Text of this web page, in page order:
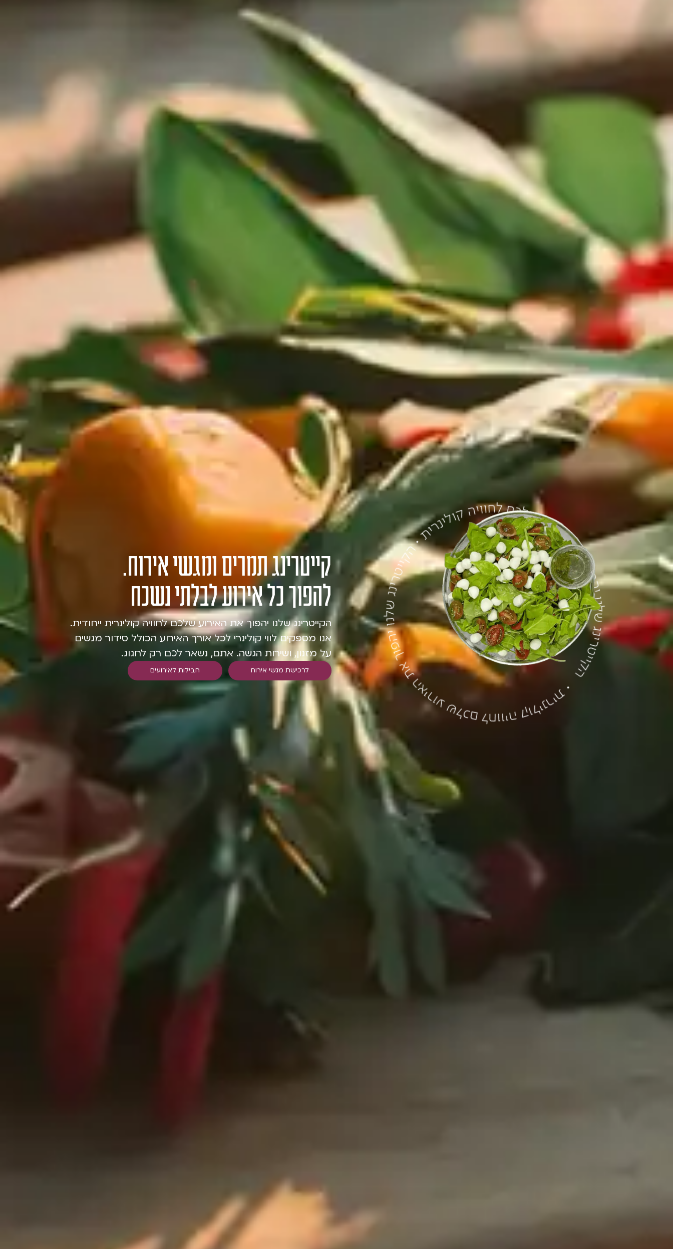
קייטרינג תמרים ומגשי אירוח.
להפוך כל אירוע לבלתי נשכח
הקייטרינג שלנו יהפוך את האירוע שלכם לחוויה קולינרית ייחודית.
אנו מספקים לווי קולינרי לכל אורך האירוע הכולל סידור מגשים
על מזנון, ושירות הגשה. אתם, נשאר לכם רק לחגוג.
לרכישת מגשי אירוח חבילות לאירועים